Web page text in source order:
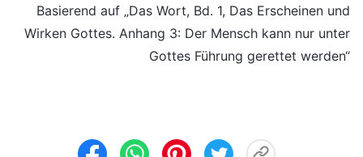
Basierend auf „Das Wort, Bd. 1, Das Erscheinen und
Wirken Gottes. Anhang 3: Der Mensch kann nur unter
Gottes Führung gerettet werden“